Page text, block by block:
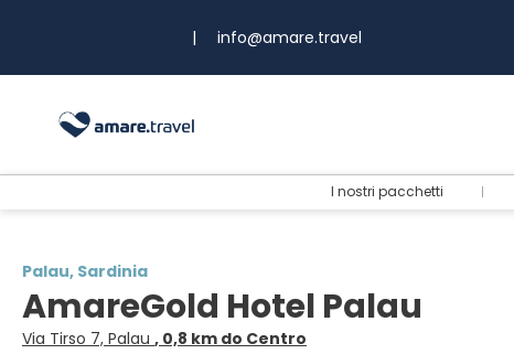
| info@amare.travel
I nostri pacchetti
Palau, Sardinia
AmareGold Hotel Palau
Via Tirso 7, Palau , 0,8 km do Centro